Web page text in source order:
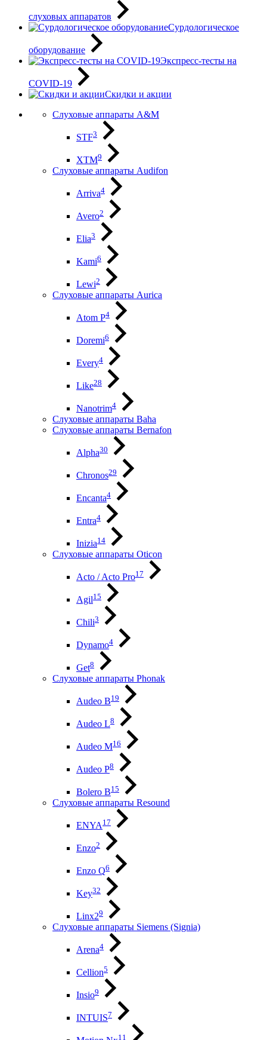
слуховых аппаратов
Сурдологическое
оборудование
Экспресс-тесты на
COVID-19
Скидки и акции
Слуховые аппараты A&M
STF3
XTM9
Слуховые аппараты Audifon
Arriva4
Avero2
Elia3
Kami6
Lewi2
Слуховые аппараты Aurica
Atom P4
Doremi6
Every4
Like28
Nanotrim4
Слуховые аппараты Baha
Слуховые аппараты Bernafon
Alpha30
Chronos29
Encanta4
Entra4
Inizia14
Слуховые аппараты Oticon
Acto / Acto Pro17
Agil15
Chili3
Dynamo4
Get8
Слуховые аппараты Phonak
Audeo B19
Audeo L8
Audeo М16
Audeo P8
Bolero B15
Слуховые аппараты Resound
ENYA 17
Enzo2
Enzo Q6
Key32
Linx29
Слуховые аппараты Siemens (Signia)
Arena4
Cellion5
Insio9
INTUIS7
11